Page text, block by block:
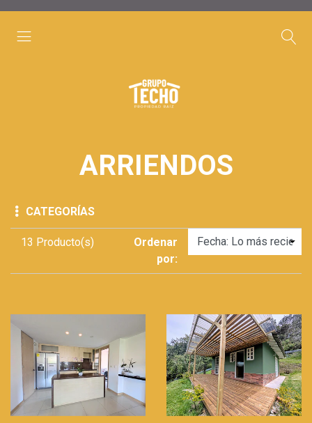
ARRIENDOS
CATEGORÍAS
13 Producto(s)
Ordenar
por: